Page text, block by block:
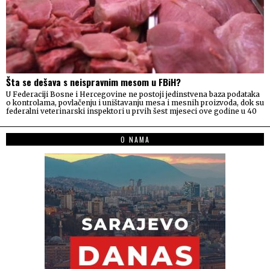
Šta se dešava s neispravnim mesom u FBiH?
U Federaciji Bosne i Hercegovine ne postoji jedinstvena baza podataka
o kontrolama, povlačenju i uništavanju mesa i mesnih proizvoda, dok su
federalni veterinarski inspektori u prvih šest mjeseci ove godine u 40
O NAMA